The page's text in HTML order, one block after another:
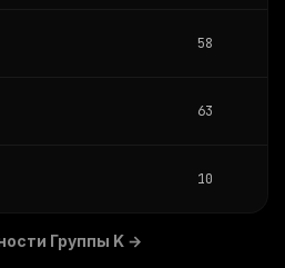
58
63
10
Группы K→